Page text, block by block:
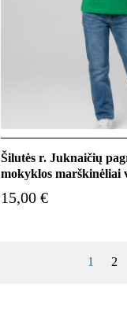
Šilutės r. Juknaičių
mokyklos marškinėliai
15,00 €
1 2